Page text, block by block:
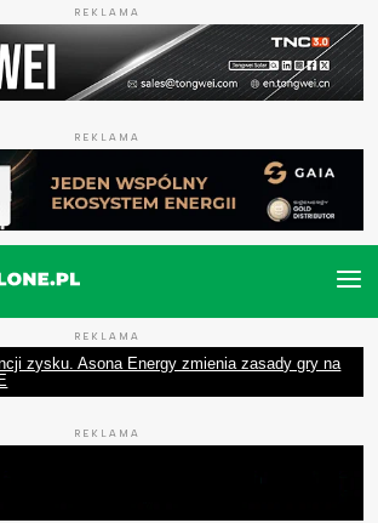
REKLAMA
REKLAMA
REKLAMA
zysku. Asona Energy zmienia zasady gry na
REKLAMA